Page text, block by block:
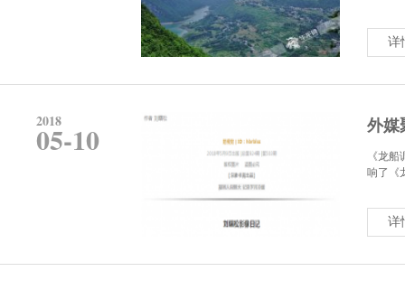
详
2018
05-10 外媒
《龙
响了《
详